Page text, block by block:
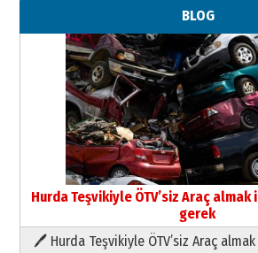
BLOG
Hurda Teşvikiyle ÖTV’siz Araç
gerek
🖊 Hurda Teşvikiyle ÖTV’siz Araç